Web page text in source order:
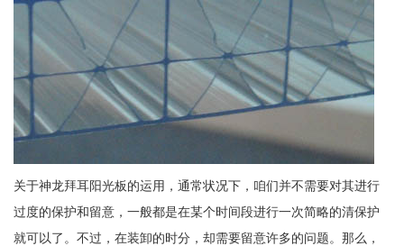
关于神龙拜耳阳光板的运用，通常状况下，咱们并不需要对其进行
过度的保护和留意，一般都是在某个时间段进行一次简略的清保护
就可以了。不过，在装卸的时分，却需要留意许多的问题。那么，